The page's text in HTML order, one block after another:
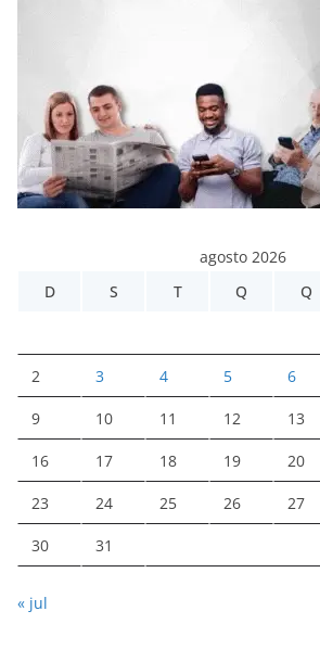
agosto 2026
D
S T Q Q
2 3 4 5 6
9 10 11 12 13
16 17 18 19 20
23 24 25 26 27
30 31
« jul